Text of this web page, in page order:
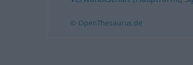
© OpenThesaurus.de